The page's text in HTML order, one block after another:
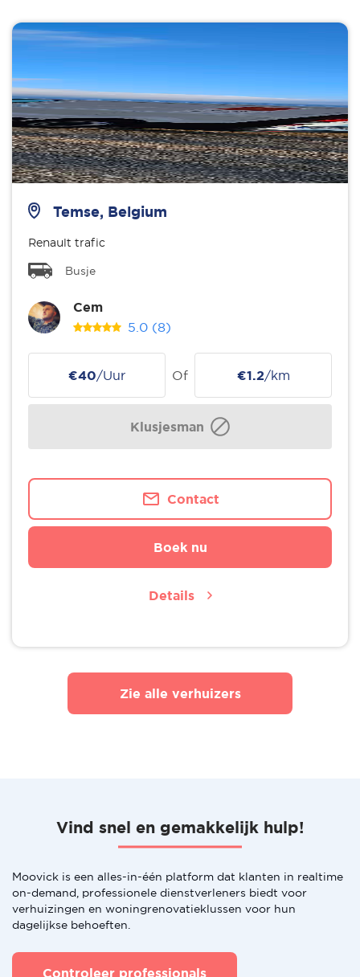
Temse, Belgium
Renault trafic
Busje
Cem
5.0 (8)
€40/Uur Of €1.2/km
Klusjesman
Contact
Boek nu
Details
Zie alle verhuizers
Vind snel en gemakkelijk hulp!
Moovick is een alles-in-één platform dat klanten in realtime
on-demand, professionele dienstverleners biedt voor
verhuizingen en woningrenovatieklussen voor hun
dagelijkse behoeften.
Controleer professionals